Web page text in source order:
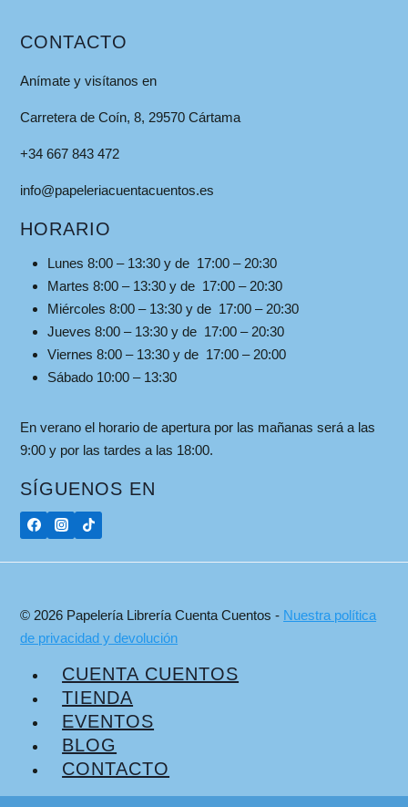
CONTACTO
Anímate y visítanos en
Carretera de Coín, 8, 29570 Cártama
+34 667 843 472
info@papeleriacuentacuentos.es
HORARIO
Lunes 8:00 – 13:30 y de 17:00 – 20:30
Martes 8:00 – 13:30 y de 17:00 – 20:30
Miércoles 8:00 – 13:30 y de 17:00 – 20:30
Jueves 8:00 – 13:30 y de 17:00 – 20:30
Viernes 8:00 – 13:30 y de 17:00 – 20:00
Sábado 10:00 – 13:30
En verano el horario de apertura por las mañanas será a las
9:00 y por las tardes a las 18:00.
SÍGUENOS EN
© 2026 Papelería Librería Cuenta Cuentos - Nuestra política
de privacidad y devolución
CUENTA CUENTOS
TIENDA
EVENTOS
BLOG
CONTACTO